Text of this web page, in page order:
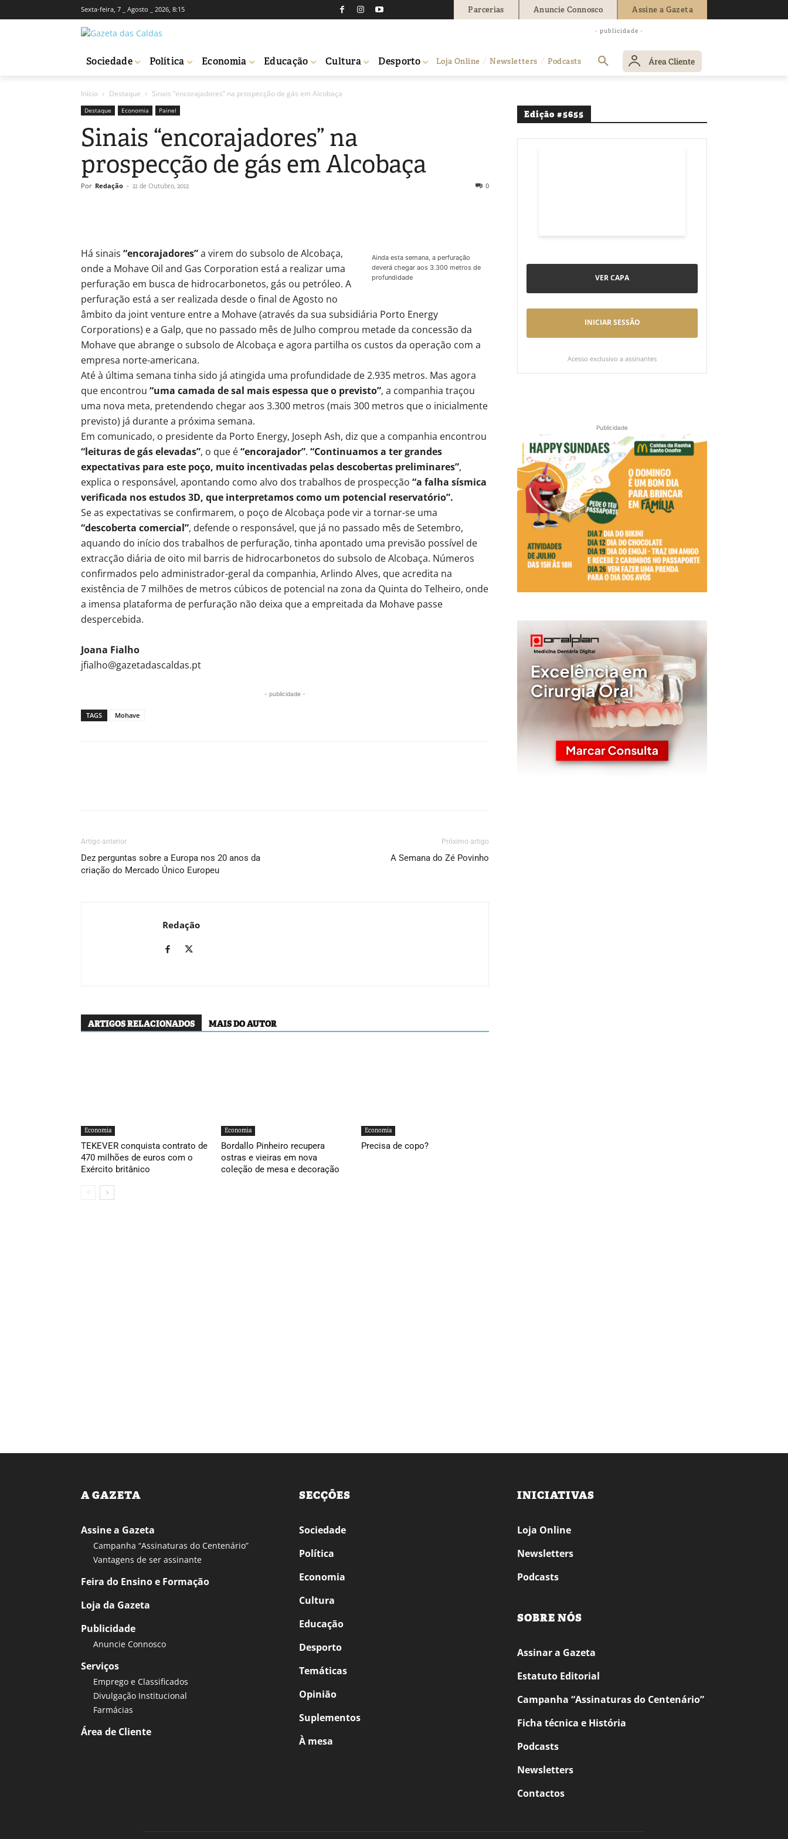
Sexta-feira, 7 _ Agosto _ 2026, 8:15 Parcerias Anuncie Connosco Assine a Gazeta
- publicidade -
Sociedade Política Economia Educação Cultura Desporto Loja Online Newsletters Podcasts Área Cliente
Início Destaque Sinais “encorajadores” na prospecção de gás em Alcobaça
Destaque Economia Painel
Sinais “encorajadores” na
prospecção de gás em Alcobaça
Por Redação - 21 de Outubro, 2012 0
Ainda esta semana, a perfuração
deverá chegar aos 3.300 metros de
profundidade
Há sinais “encorajadores”a virem do subsolo de Alcobaça,
onde a Mohave Oil and Gas Corporation está a realizar uma
perfuração em busca de hidrocarbonetos, gás ou petróleo. A
perfuração está a ser realizada desde o final de Agosto no
âmbito da joint venture entre a Mohave (através da sua subsidiária Porto Energy
Corporations) e a Galp, que no passado mês de Julho comprou metade da concessão da
Mohave que abrange o subsolo de Alcobaça e agora partilha os custos da operação com a
empresa norte-americana.
Até à última semana tinha sido já atingida uma profundidade de 2.935 metros. Mas agora
que encontrou “uma camada de sal mais espessa que o previsto”, a companhia traçou
uma nova meta, pretendendo chegar aos 3.300 metros (mais 300 metros que o inicialmente
previsto) já durante a próxima semana.
Em comunicado, o presidente da Porto Energy, Joseph Ash, diz que a companhia encontrou
“leituras de gás elevadas”, o que é“encorajador”. “Continuamos a ter grandes
expectativas para este poço, muito incentivadas pelas descobertas preliminares”,
explica o responsável, apontando como alvo dos trabalhos de prospecção “a falha sísmica
verificada nos estudos 3D, que interpretamos como um potencial reservatório”.
Se as expectativas se confirmarem, o poço de Alcobaça pode vir a tornar-se uma
“descoberta comercial”, defende o responsável, que já no passado mês de Setembro,
aquando do início dos trabalhos de perfuração, tinha apontado uma previsão possível de
extracção diária de oito mil barris de hidrocarbonetos do subsolo de Alcobaça. Números
confirmados pelo administrador-geral da companhia, Arlindo Alves, que acredita na
existência de 7 milhões de metros cúbicos de potencial na zona da Quinta do Telheiro, onde
a imensa plataforma de perfuração não deixa que a empreitada da Mohave passe
despercebida.
Joana Fialho
jfialho@gazetadascaldas.pt
- publicidade -
TAGS Mohave
Artigo anterior
Dez perguntas sobre a Europa nos 20 anos da
criação do Mercado Único Europeu
Próximo artigo
A Semana do Zé Povinho
Redação
ARTIGOS RELACIONADOS MAIS DO AUTOR
Economia
TEKEVER conquista contrato de
470 milhões de euros com o
Exército britânico
Economia
Bordallo Pinheiro recupera
ostras e vieiras em nova
coleção de mesa e decoração
Economia
Precisa de copo?
Edição #5655
VER CAPA
INICIAR SESSÃO
Acesso exclusivo a assinantes
Publicidade
A GAZETA
Assine a Gazeta
Campanha “Assinaturas do Centenário”
Vantagens de ser assinante
Feira do Ensino e Formação
Loja da Gazeta
Publicidade
Anuncie Connosco
Serviços
Emprego e Classificados
Divulgação Institucional
Farmácias
Área de Cliente
SECÇÕES
Sociedade
Política
Economia
Cultura
Educação
Desporto
Temáticas
Opinião
Suplementos
À mesa
INICIATIVAS
Loja Online
Newsletters
Podcasts
SOBRE NÓS
Assinar a Gazeta
Estatuto Editorial
Campanha “Assinaturas do Centenário”
Ficha técnica e História
Podcasts
Newsletters
Contactos